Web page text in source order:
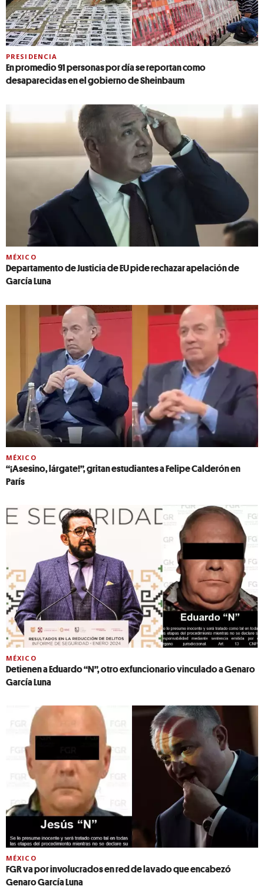
PRESIDENCIA
En promedio 91 personas por día se reportan como
desaparecidas en el gobierno de Sheinbaum
MÉXICO
Departamento de Justicia de EU pide rechazar apelación de
García Luna
MÉXICO
“¡Asesino, lárgate!”, gritan estudiantes a Felipe Calderón en
París
MÉXICO
Detienen a Eduardo “N”, otro exfuncionario vinculado a Genaro
García Luna
MÉXICO
FGR va por involucrados en red de lavado que encabezó
Genaro García Luna